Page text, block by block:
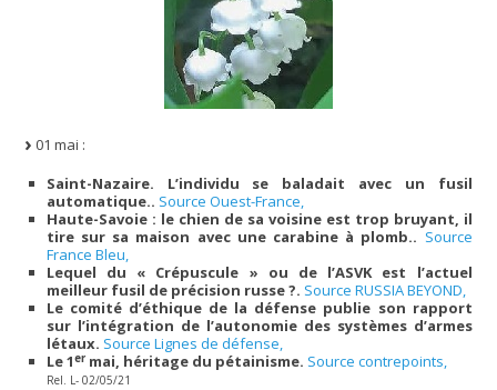
01 mai :
Saint-Nazaire. L’individu se baladait avec un fusil
automatique.. Source Ouest-France,
Haute-Savoie : le chien de sa voisine est trop bruyant, il
tire sur sa maison avec une carabine à plomb.. Source
France Bleu,
Lequel du « Crépuscule » ou de l’ASVK est l’actuel
meilleur fusil de précision russe ?. Source RUSSIA BEYOND,
Le comité d’éthique de la défense publie son rapport
sur l’intégration de l’autonomie des systèmes d’armes
létaux. Source Lignes de défense,
Le 1ermai, héritage du pétainisme. Source contrepoints,
Rel. L- 02/05/21